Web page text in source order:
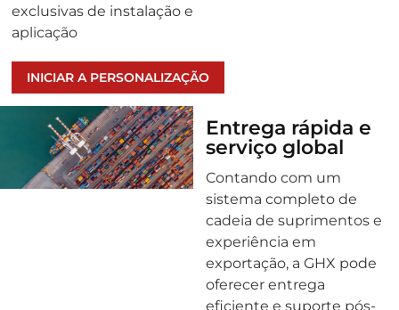
exclusivas de instalação e
aplicação
INICIAR A PERSONALIZAÇÃO
Entrega rápida e
serviço global
Contando com um
sistema completo de
cadeia de suprimentos e
experiência em
exportação, a GHX pode
oferecer entrega
eficiente e suporte pós-